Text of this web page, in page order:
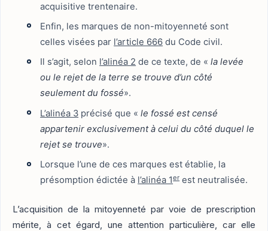
acquisitive trentenaire.
Enfin, les marques de non-mitoyenneté sont
celles visées par l’article 666 du Code civil.
Il s’agit, selon l’alinéa 2 de ce texte, de «la levée
ou le rejet de la terre se trouve d’un côté
seulement du fossé».
L’alinéa 3 précisé que «le fossé est censé
appartenir exclusivement à celui du côté duquel le
rejet se trouve».
Lorsque l’une de ces marques est établie, la
présomption édictée à l’alinéa 1er est neutralisée.
L’acquisition de la mitoyenneté par voie de prescription
mérite, à cet égard, une attention particulière, car elle